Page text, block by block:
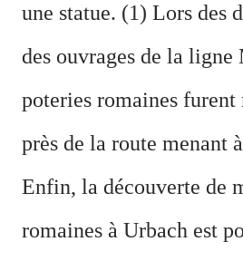
une statue. (1) Lors des
des ouvrages de la ligne
poteries romaines furent
près de la route menant
Enfin, la découverte de
romaines à Urbach est